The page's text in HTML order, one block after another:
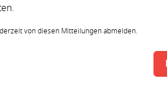
von diesen Mitteilungen abmelden.